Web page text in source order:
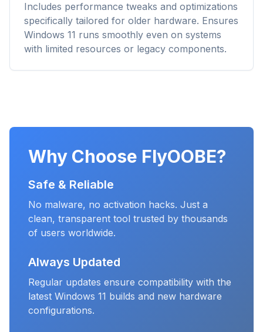
Includes performance tweaks and optimizations
specifically tailored for older hardware. Ensures
Windows 11 runs smoothly even on systems
with limited resources or legacy components.
Why Choose FlyOOBE?
Safe & Reliable
No malware, no activation hacks. Just a
clean, transparent tool trusted by thousands
of users worldwide.
Always Updated
Regular updates ensure compatibility with the
latest Windows 11 builds and new hardware
configurations.